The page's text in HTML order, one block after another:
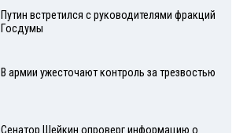
Путин встретился с руководителями фракций
Госдумы
В армии ужесточают контроль за трезвостью
Сенатор Шейкин опроверг информацию о